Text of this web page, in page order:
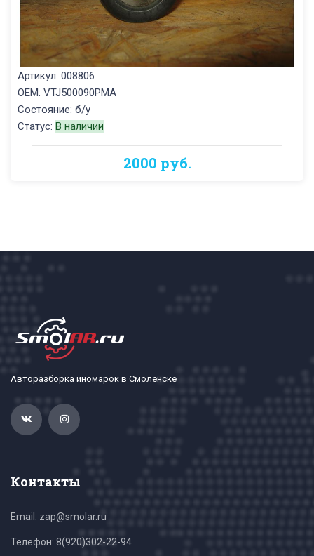
Артикул: 008806
OEM: VTJ500090PMA
Состояние: б/у
Статус: В наличии
2000 руб.
Авторазборка иномарок в Смоленске
Контакты
Email: zap@smolar.ru
Телефон: 8(920)302-22-94